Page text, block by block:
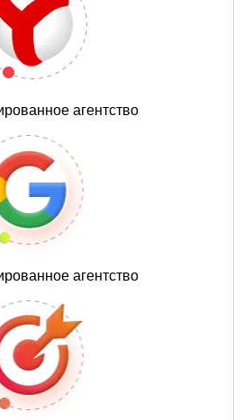
агентство
агентство